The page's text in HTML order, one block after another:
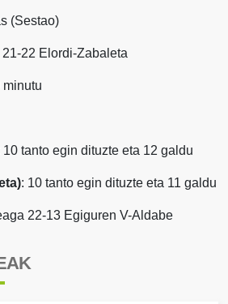
(Sestao)
22 Elordi-Zabaleta
minutu
10 tanto egin dituzte eta 12 galdu
: 10 tanto egin dituzte eta 11 galdu
22-13 Egiguren V-Aldabe